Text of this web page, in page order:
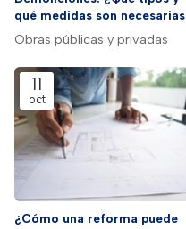
qué medidas son necesarias
para su desarrollo?
Obras públicas y privadas
11
oct
¿Cómo una reforma puede